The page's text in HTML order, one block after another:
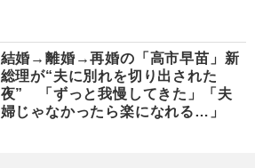
結婚→離婚→再婚の「高市早苗」新
総理が“夫に別れを切り出された
夜” 「ずっと我慢してきた」「夫
婦じゃなかったら楽になれる…」